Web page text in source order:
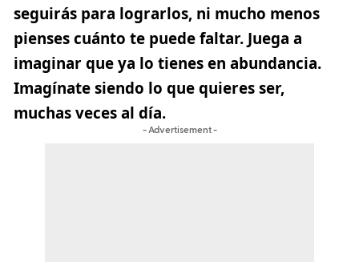
seguirás para lograrlos, ni mucho menos
pienses cuánto te puede faltar. Juega a
imaginar que ya lo tienes en abundancia.
Imagínate siendo lo que quieres ser,
muchas veces al día.
- Advertisement -